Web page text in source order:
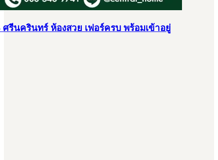
รีนครินทร์ ห้องสวย เฟอร์ครบ พร้อมเข้าอยู่